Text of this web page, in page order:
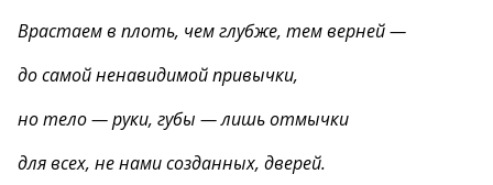
Врастаем в плоть, чем глубже, тем верней —
до самой ненавидимой привычки,
но тело — руки, губы — лишь отмычки
для всех, не нами созданных, дверей.